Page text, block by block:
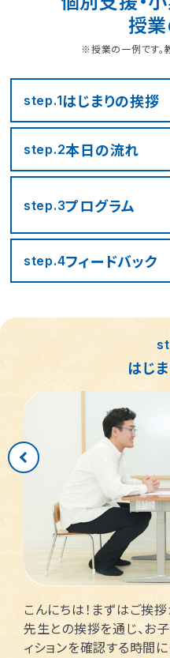
授
※授業の一例です。
step.1はじまりの挨拶
step.2本日の流れ
step.3プログラム
step.4フィードバック
はじ
こんにちは！まずはご挨拶
先生との挨拶を通じ、お
ィションを確認する時間に